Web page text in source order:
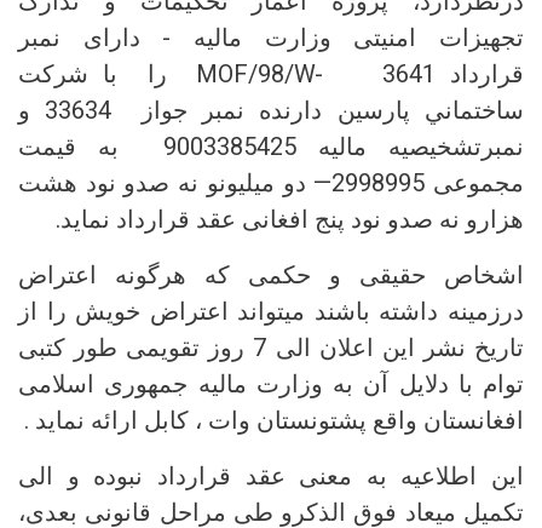
تجهیزات امنیتی وزارت مالیه - دارای نمبر
قرارداد MOF/98/W- 3641 را با شرکت
ساختماني پارسین دارنده نمبر جواز 33634 و
نمبرتشخیصیه مالیه 9003385425 به قیمت
مجموعی 2998995— دو میلیونو نه صدو نود هشت
هزارو نه صدو نود پنج افغانی عقد قرارداد نماید.
اشخاص حقیقی و حکمی که هرگونه اعتراض
درزمینه داشته باشند میتواند اعتراض خویش را از
تاریخ نشر این اعلان الی 7 روز تقویمی طور کتبی
توام با دلایل آن به وزارت مالیه جمهوری اسلامی
افغانستان واقع پشتونستان وات ، کابل ارائه نماید .
این اطلاعیه به معنی عقد قرارداد نبوده و الی
تکمیل میعاد فوق الذکرو طی مراحل قانونی بعدی،